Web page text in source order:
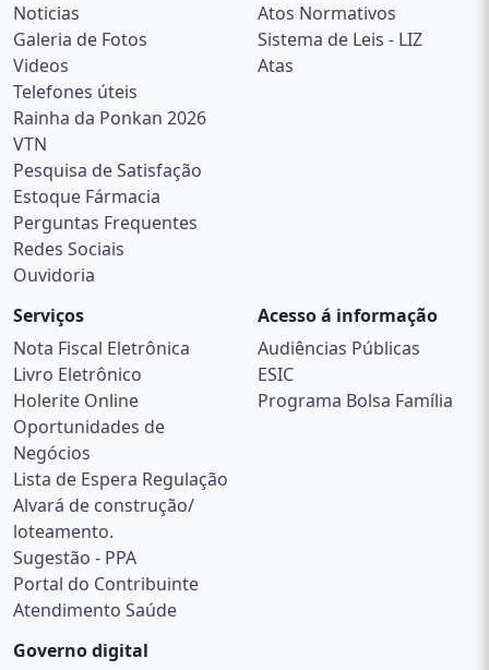
Noticias
Galeria de Fotos
Videos
Telefones úteis
Rainha da Ponkan 2026
VTN
Pesquisa de Satisfação
Estoque Fármacia
Perguntas Frequentes
Redes Sociais
Ouvidoria
Atos Normativos
Sistema de Leis - LIZ
Atas
Serviços
Nota Fiscal Eletrônica
Livro Eletrônico
Holerite Online
Oportunidades de
Negócios
Lista de Espera Regulação
Alvará de construção/
loteamento.
Sugestão - PPA
Portal do Contribuinte
Atendimento Saúde
Acesso á informação
Audiências Públicas
ESIC
Programa Bolsa Família
Governo digital